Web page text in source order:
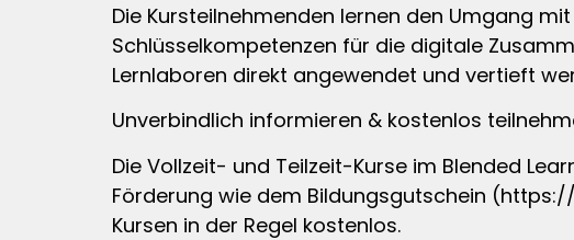
Die Kursteilnehmenden lernen den Umgang
Schlüsselkompetenzen für die digitale
Lernlaboren direkt angewendet und vertieft
Unverbindlich informieren & kostenlos
Die Vollzeit- und Teilzeit-Kurse im Blended
Förderung wie dem Bildungsgutschein
Kursen in der Regel kostenlos.